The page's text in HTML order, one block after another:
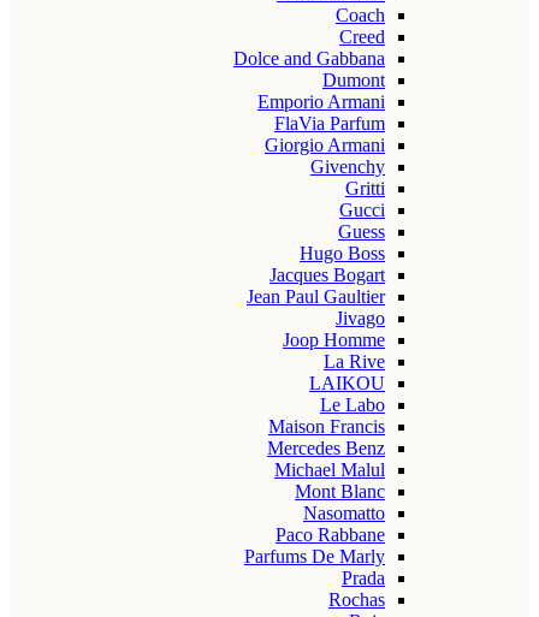
Coach
Creed
Dolce and Gabbana
Dumont
Emporio Armani
FlaVia Parfum
Giorgio Armani
Givenchy
Gritti
Gucci
Guess
Hugo Boss
Jacques Bogart
Jean Paul Gaultier
Jivago
Joop Homme
La Rive
LAIKOU
Le Labo
Maison Francis
Mercedes Benz
Michael Malul
Mont Blanc
Nasomatto
Paco Rabbane
Parfums De Marly
Prada
Rochas